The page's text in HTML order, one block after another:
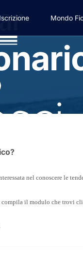
Iscrizione Mondo Fic
nel conoscere le
il modulo che trovi